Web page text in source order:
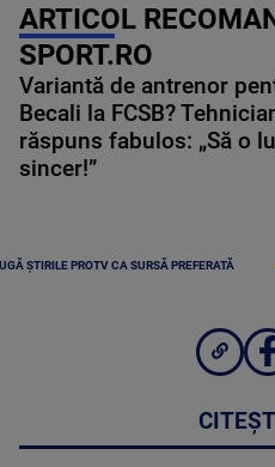
ARTICOL
SPORT.RO
Variantă de antrenor
Becali la FCSB?
răspuns fabulos: „Să o
sincer!”
ȘTIRILE PROTV CA SURSĂ PREFERATĂ